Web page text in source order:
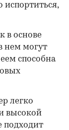
испортиться,
в основе
нем могут
способна
легко
высокой
подходит